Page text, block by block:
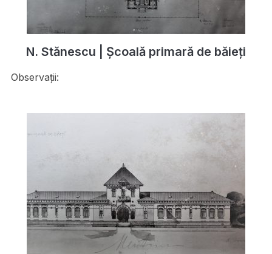
N. Stănescu | Școală primară de băieți
Observații: